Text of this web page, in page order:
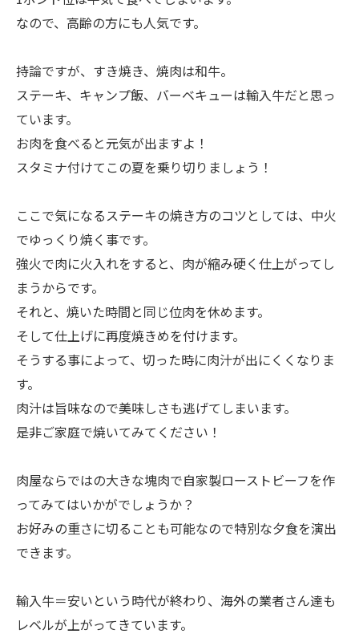
なので、高齢の方にも人気です。
持論ですが、すき焼き、焼肉は和牛。
ステーキ、キャンプ飯、バーベキューは輸入牛だと思っ
ています。
お肉を食べると元気が出ますよ！
スタミナ付けてこの夏を乗り切りましょう！
ここで気になるステーキの焼き方のコツとしては、中火
でゆっくり焼く事です。
強火で肉に火入れをすると、肉が縮み硬く仕上がってし
まうからです。
それと、焼いた時間と同じ位肉を休めます。
そして仕上げに再度焼きめを付けます。
そうする事によって、切った時に肉汁が出にくくなりま
す。
肉汁は旨味なので美味しさも逃げてしまいます。
是非ご家庭で焼いてみてください！
肉屋ならではの大きな塊肉で自家製ローストビーフを作
ってみてはいかがでしょうか？
お好みの重さに切ることも可能なので特別な夕食を演出
できます。
輸入牛＝安いという時代が終わり、海外の業者さん達も
レベルが上がってきています。